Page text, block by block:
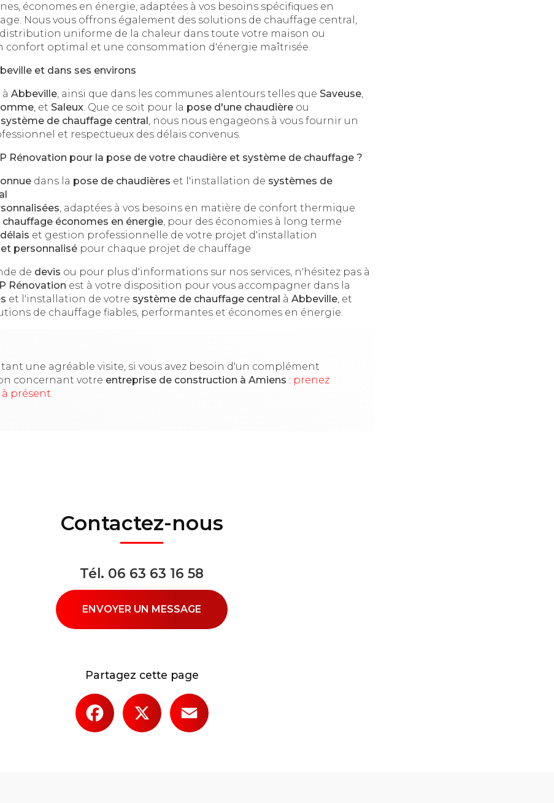
économes en énergie, adaptées à vos besoins spécifiques en
Nous vous offrons également des solutions de chauffage central,
uniforme de la chaleur dans toute votre maison ou
confort optimal et une consommation d'énergie maîtrisée.
et dans ses environs
Abbeville, ainsi que dans les communes alentours telles que Saveuse,
, et Saleux. Que ce soit pour la pose d'une chaudière ou
système de chauffage central , nous nous engageons à vous fournir un
et respectueux des délais convenus.
Rénovation pour la pose de votre chaudière et système de chauffage ?
dans la pose de chaudières et l'installation de systèmes de
, adaptées à vos besoins en matière de confort thermique
économes en énergie, pour des économies à long terme
et gestion professionnelle de votre projet d'installation
personnalisé pour chaque projet de chauffage
de devis ou pour plus d'informations sur nos services, n'hésitez pas à
Rénovation est à votre disposition pour vous accompagner dans la
et l'installation de votre système de chauffage central à Abbeville, et
de chauffage fiables, performantes et économes en énergie.
une agréable visite, si vous avez besoin d'un complément
concernant votre entreprise de construction à Amiens : prenez
présent.
Contactez-nous
Tél. 06 63 63 16 58
ENVOYER UN MESSAGE
Partagez cette page
Facebook